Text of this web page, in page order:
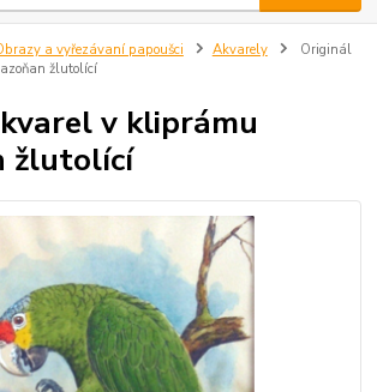
a vyřezávaní papoušci Akvarely
Originál
žlutolící
v kliprámu
žlutolící